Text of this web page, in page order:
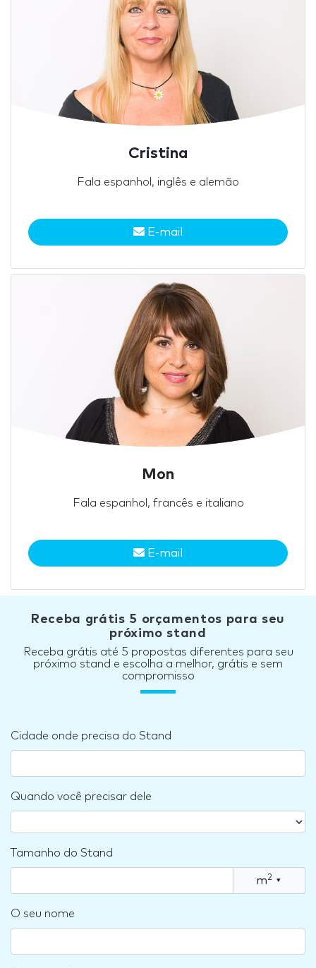
Cristina
Fala espanhol, inglês e alemão
E-mail
Mon
Fala espanhol, francês e italiano
E-mail
Receba grátis 5 orçamentos para seu
próximo stand
Receba grátis até 5 propostas diferentes para seu
próximo stand e escolha a melhor, grátis e sem
compromisso
Cidade onde precisa do Stand
Quando você precisar dele
Tamanho do Stand
m2 ▾
O seu nome